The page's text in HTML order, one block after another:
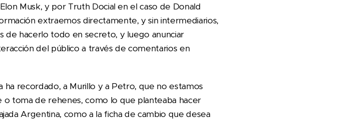
Musk, y por Truth Docial en el caso de Donald
extraemos directamente, y sin intermediarios,
de hacerlo todo en secreto, y luego anunciar
del público a través de comentarios en
recordado, a Murillo y a Petro, que no estamos
toma de rehenes, como lo que planteaba hacer
Argentina, como a la ficha de cambio que desea